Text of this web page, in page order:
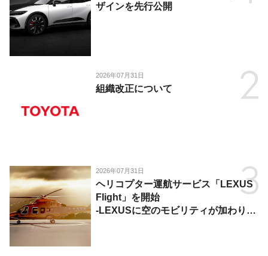
ザインを先行公開
2026年07月31日
組織改正について
2026年07月31日
ヘリコプター運航サービス「LEXUS
Flight」を開始
-LEXUSに空のモビリティが加わり、